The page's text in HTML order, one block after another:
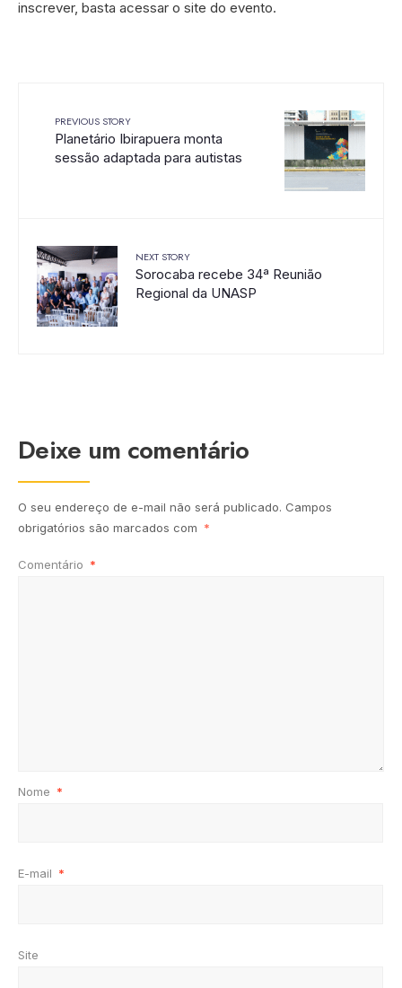
inscrever, basta acessar o site do evento.
PREVIOUS STORY
Planetário Ibirapuera monta
sessão adaptada para autistas
NEXT STORY
Sorocaba recebe 34ª Reunião
Regional da UNASP
Deixe um comentário
O seu endereço de e-mail não será publicado. Campos
obrigatórios são marcados com *
Comentário *
Nome *
E-mail *
Site